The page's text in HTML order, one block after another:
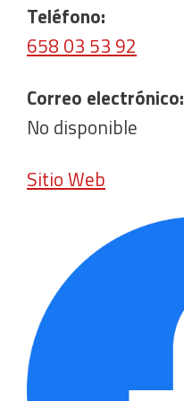
Teléfono:
658 03 53 92
Correo electrónico:
No disponible
Sitio Web